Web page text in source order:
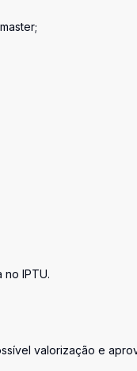
no IPTU.
valorização e